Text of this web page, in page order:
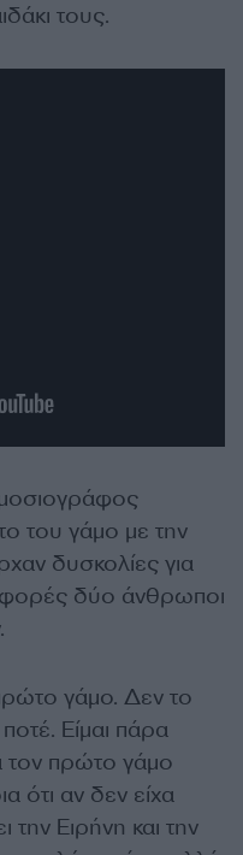
τους.
του γάμο με την
δυσκολίες για
φορές δύο άνθρωποι
γάμο. Δεν το
Είμαι πάρα
τον πρώτο γάμο
ότι αν δεν είχα
την Ειρήνη και την